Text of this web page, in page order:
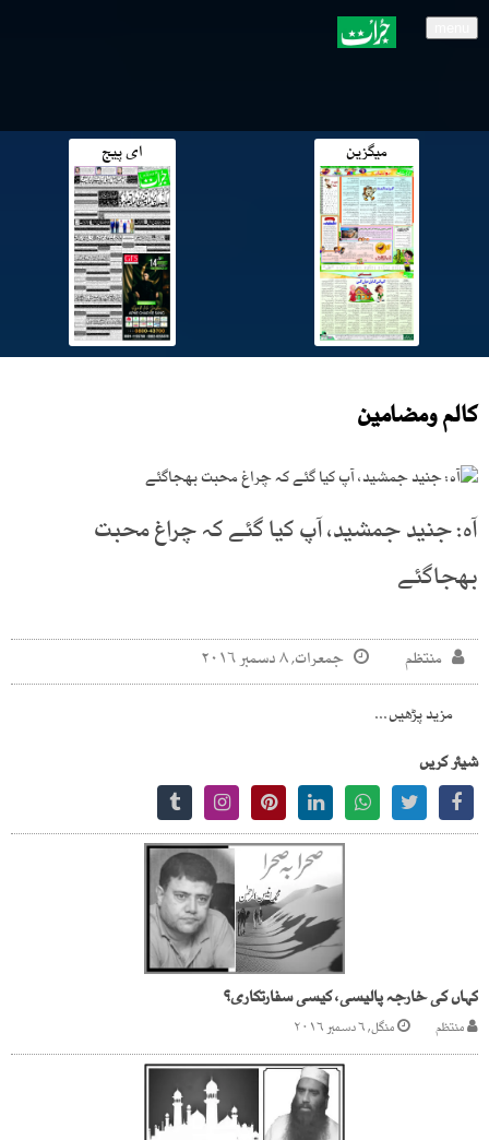
میگزین ای پیج
کالم ومضامین
آہ: جنید جمشید، آپ کیا گئے کہ چراغ محبت
بھجاگئے
منتظم
جمعرات, ۸ دسمبر ۲۰۱۶
مزید پڑھیں...
شیئر کریں
کہاں کی خارجہ پالیسی، کیسی سفارتکاری؟
منتظم منگل, ۶ دسمبر ۲۰۱۶